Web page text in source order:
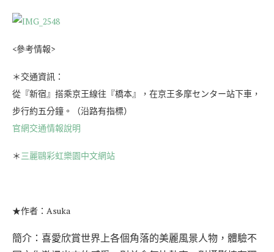
<參考情報>
＊交通資訊：
從『新宿』搭乘京王線往『橋本』，在京王多摩センター站下車，
步行約五分鐘。（沿路有指標）
官網交通情報說明
＊三麗鷗彩虹樂園中文網站
★作者：Asuka
簡介：喜愛欣賞世界上各個角落的美麗風景人物，體驗不